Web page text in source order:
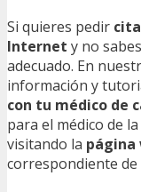
Si quieres pedir
Internet y no
adecuado. En
información y
con tu médico de
para el médico de
visitando la página
correspondiente